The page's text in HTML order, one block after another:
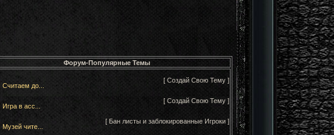
Форум-Популярные Темы
Считаем до...
[ Создай Свою Тему ]
Игра в асс...
[ Создай Свою Тему ]
Музей чите...
[ Бан листы и заблокированные Игроки ]